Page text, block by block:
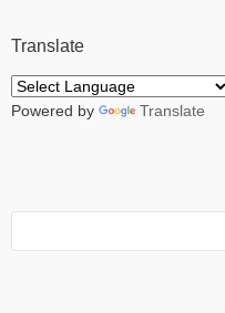
Translate
Powered by Translate